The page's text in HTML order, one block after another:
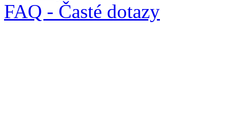
FAQ - Časté dotazy